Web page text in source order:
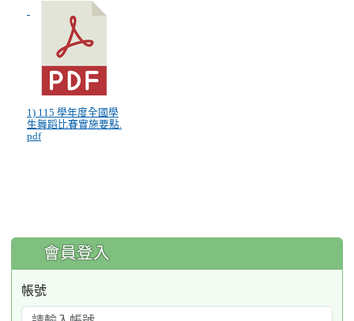
1) 115 學年度全國學
生舞蹈比賽實施要點.
pdf
:::
會員登入
帳號